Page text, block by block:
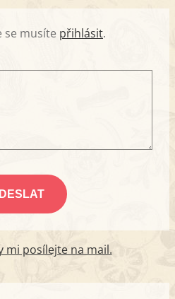
se musíte přihlásit.
mi posílejte na mail.